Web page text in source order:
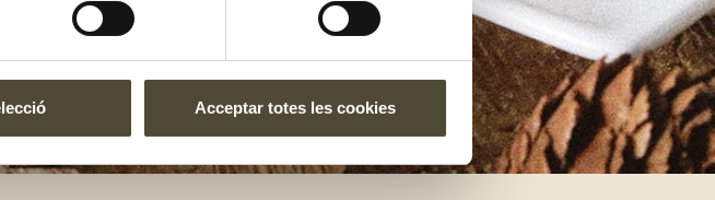
Acceptar totes les cookies